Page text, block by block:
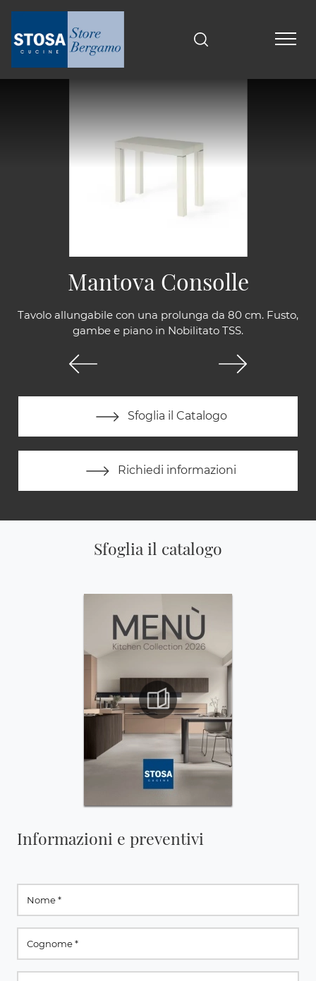
Tavolo allungabile con una prolunga da 80 cm. Fusto,
gambe e piano in Nobilitato TSS.
Sfoglia il Catalogo
Richiedi informazioni
Mantova Consolle
Sfoglia il catalogo
Informazioni e preventivi